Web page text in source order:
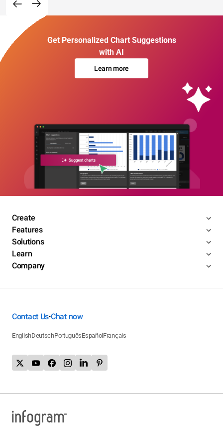
Get Personalized Chart Suggestions
with AI
Learn more
Create
Features
Solutions
Learn
Company
Contact Us•Chat now
EnglishDeutschPortuguêsEspañol Français